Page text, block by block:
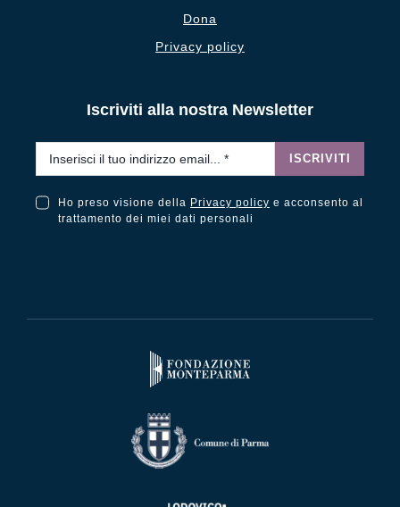
Dona
Privacy policy
Iscriviti alla nostra Newsletter
ISCRIVITI
Ho preso visione della Privacy policy e acconsento al
trattamento dei miei dati personali